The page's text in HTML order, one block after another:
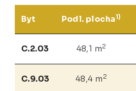
Byt Podl. plocha1)
C.2.03 48,1 m2
C.9.03 48,4 m 2